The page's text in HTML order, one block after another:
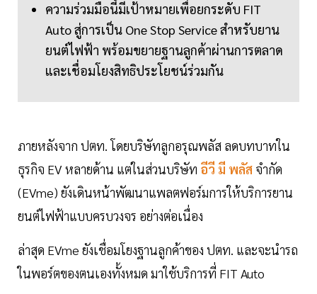
ความร่วมมือนี้มีเป้าหมายเพื่อยกระดับ FIT
Auto สู่การเป็น One Stop Service สำหรับยาน
ยนต์ไฟฟ้า พร้อมขยายฐานลูกค้าผ่านการตลาด
และเชื่อมโยงสิทธิประโยชน์ร่วมกัน
ภายหลังจาก ปตท. โดยบริษัทลูกอรุณพลัส ลดบทบาทใน
ธุรกิจ EV หลายด้าน แต่ในส่วนบริษัท อีวี มี พลัส จำกัด
(EVme) ยังเดินหน้าพัฒนาแพลตฟอร์มการให้บริการยาน
ยนต์ไฟฟ้าแบบครบวงจร อย่างต่อเนื่อง
ล่าสุด EVme ยังเชื่อมโยงฐานลูกค้าของ ปตท. และจะนำรถ
ในพอร์ตของตนเองทั้งหมด มาใช้บริการที่ FIT Auto